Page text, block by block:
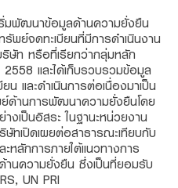
ฒนาข้อมูลด้านความยั่งยืน
พย์จดทะเบียนที่มีการดำเนินงาน
ษัท หรือที่เรียกว่ากลุ่มหลัก
และได้เก็บรวบรวมข้อมูล
และดำเนินการต่อเนื่องมาเป็น
ด้านการพัฒนาความยั่งยืนโดย
งเป็นอิสระ ในฐานะหน่วยงาน
ทเปิดเผยต่อสาธารณะเทียบกับ
หลักการภายใต้แนวทางการ
านความยั่งยืน ซึ่งเป็นที่ยอมรับ
UN PRI